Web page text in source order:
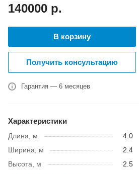
140000 р.
В корзину
Получить консультацию
Гарантия — 6 месяцев
Характеристики
Длина, м
4.0
Ширина, м
2.4
Высота, м
2.5